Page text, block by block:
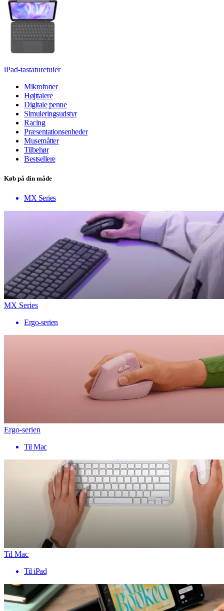
iPad-tastaturetuier
Mikrofoner
Højttalere
Digitale penne
Simuleringsudstyr
Racing
Præsentationsenheder
Musemåtter
Tilbehør
Bestsellere
Køb på din måde
MX Series
MX Series
Ergo-serien
Ergo-serien
Til Mac
Til Mac
Til iPad